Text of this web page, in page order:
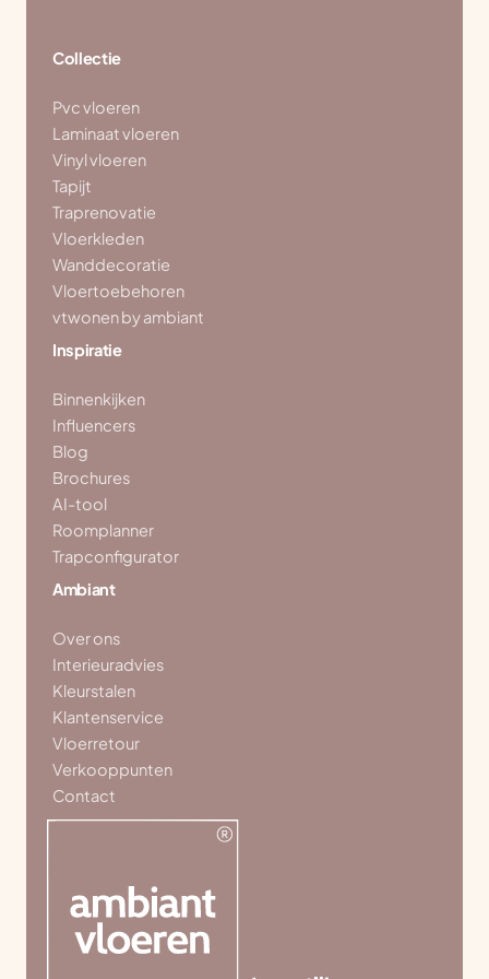
Collectie
Pvc vloeren
Laminaat vloeren
Vinyl vloeren
Tapijt
Traprenovatie
Vloerkleden
Wanddecoratie
Vloertoebehoren
vtwonen by ambiant
Inspiratie
Binnenkijken
Influencers
Blog
Brochures
AI-tool
Roomplanner
Trapconfigurator
Ambiant
Over ons
Interieuradvies
Kleurstalen
Klantenservice
Vloerretour
Verkooppunten
Contact